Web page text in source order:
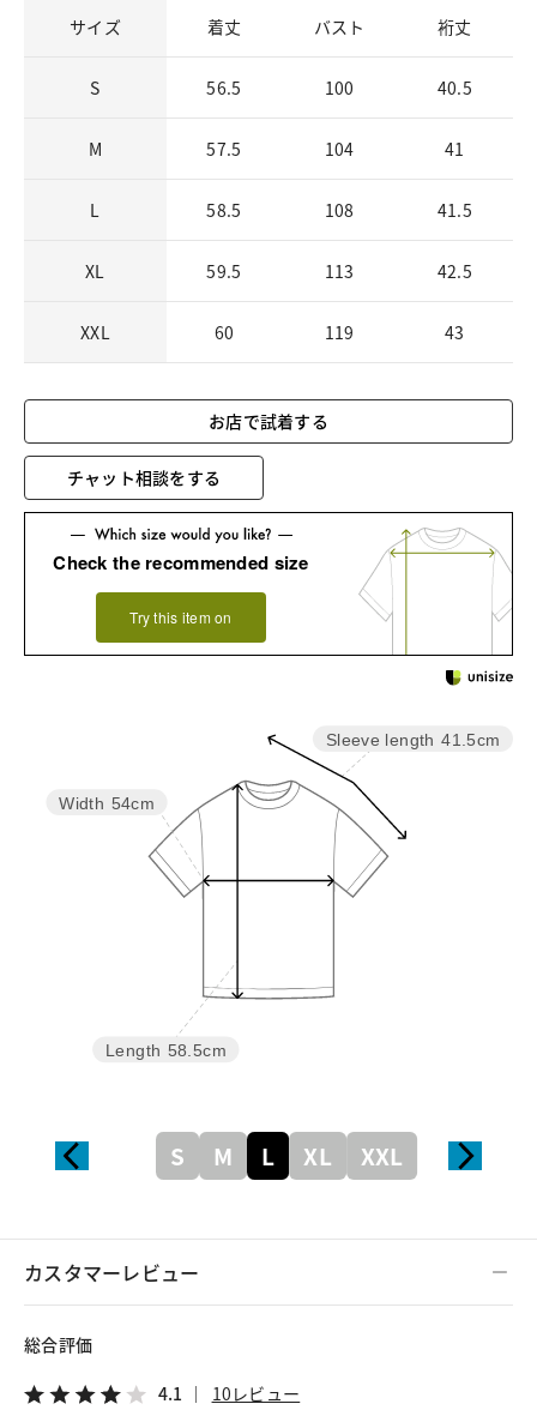
サイズ 着丈 バスト 裄丈
S 56.5 100 40.5
M 57.5 104 41
L 58.5 108 41.5
XL 59.5 113 42.5
XXL 60 119 43
お店で試着する
チャット相談をする
Check the recommended size
Try this item on
Sleeve length 41.5cm
Length 58.5cm
Width 54cm
S M L XL XXL
カスタマーレビュー
総合評価
4.1 10レビュー